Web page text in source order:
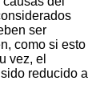
ser
como si esto
vez, el
reducido a